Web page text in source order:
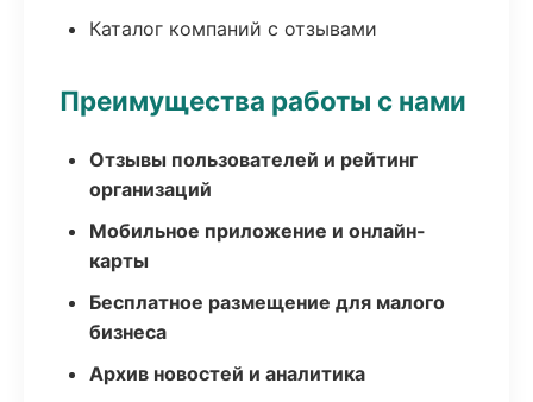
Каталог компаний с отзывами
Преимущества работы с нами
Отзывы пользователей и рейтинг
организаций
Мобильное приложение и онлайн-
карты
Бесплатное размещение для малого
бизнеса
Архив новостей и аналитика